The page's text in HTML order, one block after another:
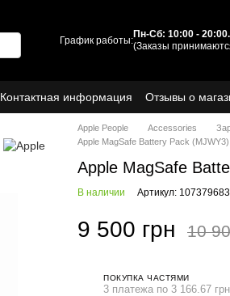
График работы:
Пн-Сб: 10:00 -
(Заказы
Контактная информация Отзывы о
Apple People Accessories
Apple MagSafe Battery Pack
Apple MagSafe
В наличии Артикул:
9 500 грн 10
ПОКУПКА ЧАСТЯМИ
3 платежа по 3 166.67 грн